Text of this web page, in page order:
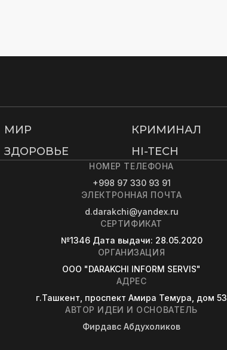
МИР КРИМИНАЛ
ЗДОРОВЬЕ HI-TECH
НОМЕР ТЕЛЕФОНА
+998 97 330 93 91
ЭЛЕКТРОННАЯ ПОЧТА
d.darakchi@yandex.ru
СЕРТИФИКАТ
№1346 Дата выдачи: 28.05.2020
ОРГАНИЗАЦИЯ
OOO "DARAKCHI INFORM SERVIS"
АДРЕС
г.Ташкент, проспект Амира Темура, дом 53
АВТОР ИДЕИ И ОСНОВАТЕЛЬ
Фирдавс Абдухоликов